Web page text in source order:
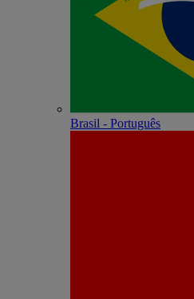
Brasil - Português